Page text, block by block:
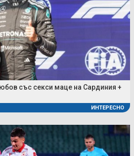
със секси маце на Сардиния +
ИНТЕРЕСНО